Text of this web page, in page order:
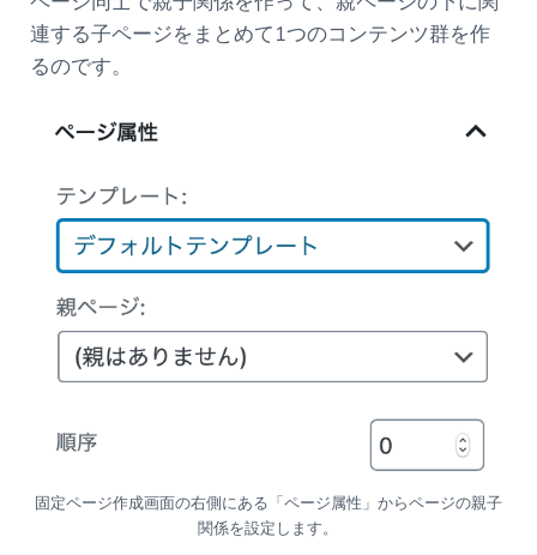
連する子ページをまとめて1つのコンテンツ群を作
るのです。
固定ページ作成画面の右側にある「ページ属性」からページの親子
関係を設定します。